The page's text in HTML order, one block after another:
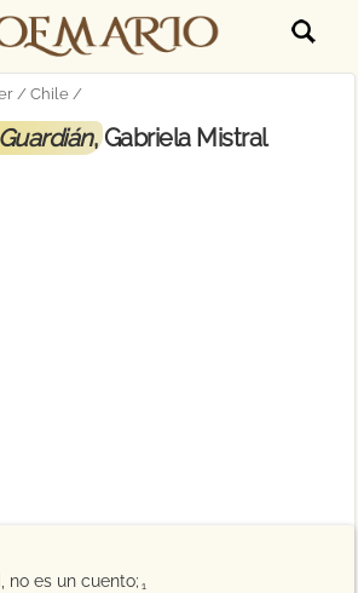
Chile
, Gabriela Mistral
no es un cuento; 1